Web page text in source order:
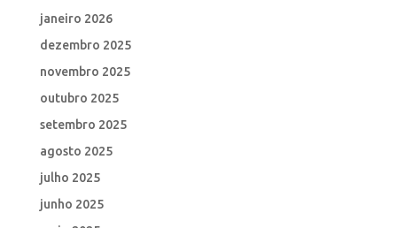
janeiro 2026
dezembro 2025
novembro 2025
outubro 2025
setembro 2025
agosto 2025
julho 2025
junho 2025